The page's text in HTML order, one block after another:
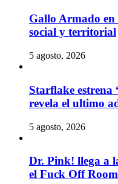
Gallo Armado
social y territorial
5 agosto, 2026
Starflake estrena
revela el ultimo
5 agosto, 2026
Dr. Pink! llega a
el Fuck Off